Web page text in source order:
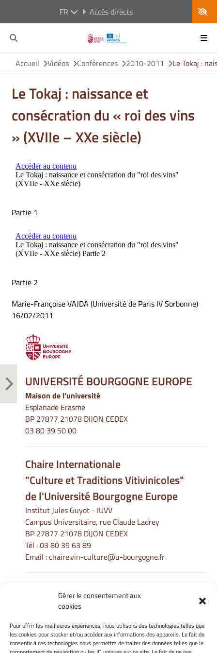
Gérer le consentement aux
cookies
Pour offrir les meilleures expériences, nous utilisons des technologies telles que
les cookies pour stocker et/ou accéder aux informations des appareils. Le fait de
consentir à ces technologies nous permettra de traiter des données telles que le
FR Accès directs
Accueil Vidéos Conférences 2010-2011 Le Tokaj :
Le Tokaj : naissance et
consécration du « roi des vins
» (XVIIe – XXe siècle)
Partie 1
Partie 2
Marie-Françoise VAJDA (Université de Paris IV Sorbonne)
16/02/2011
UNIVERSITÉ BOURGOGNE EUROPE
Maison de l'université
Esplanade Erasme
BP 27877 21078 DIJON CEDEX
03 80 39 50 00
Chaire Internationale
"Culture et Traditions Vitivinicoles"
de l'Université Bourgogne Europe
Institut Jules Guyot - IUVV
Campus Universitaire, rue Claude Ladrey
BP 27877 21078 DIJON CEDEX
Tél :03 80 39 63 89
Email :chaire.vin-culture@u-bourgogne.fr
Informations Légales
Gérer mes cookies
Politique de cookies
Déclaration de confidentialité